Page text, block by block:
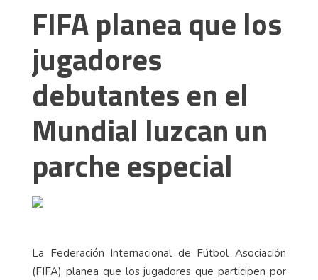
FIFA planea que los
jugadores
debutantes en el
Mundial luzcan un
parche especial
La Federación Internacional de Fútbol Asociación
(FIFA) planea que los jugadores que participen por